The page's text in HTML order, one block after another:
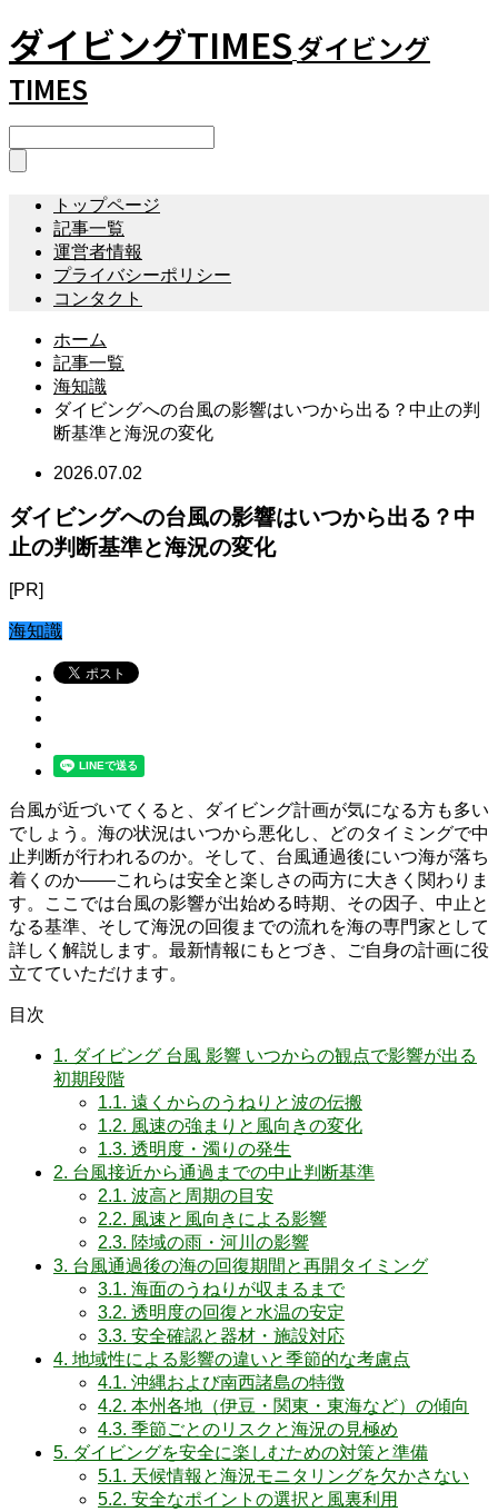
ダイビングTIMESダイビング
TIMES
トップページ
記事一覧
運営者情報
プライバシーポリシー
コンタクト
ホーム
記事一覧
海知識
ダイビングへの台風の影響はいつから出る？中止の判
断基準と海況の変化
2026.07.02
ダイビングへの台風の影響はいつから出る？中
止の判断基準と海況の変化
[PR]
海知識
台風が近づいてくると、ダイビング計画が気になる方も多い
でしょう。海の状況はいつから悪化し、どのタイミングで中
止判断が行われるのか。そして、台風通過後にいつ海が落ち
着くのか――これらは安全と楽しさの両方に大きく関わりま
す。ここでは台風の影響が出始める時期、その因子、中止と
なる基準、そして海況の回復までの流れを海の専門家として
詳しく解説します。最新情報にもとづき、ご自身の計画に役
立てていただけます。
目次
1. ダイビング 台風 影響 いつからの観点で影響が出る
初期段階
1.1. 遠くからのうねりと波の伝搬
1.2. 風速の強まりと風向きの変化
1.3. 透明度・濁りの発生
2. 台風接近から通過までの中止判断基準
2.1. 波高と周期の目安
2.2. 風速と風向きによる影響
2.3. 陸域の雨・河川の影響
3. 台風通過後の海の回復期間と再開タイミング
3.1. 海面のうねりが収まるまで
3.2. 透明度の回復と水温の安定
3.3. 安全確認と器材・施設対応
4. 地域性による影響の違いと季節的な考慮点
4.1. 沖縄および南西諸島の特徴
4.2. 本州各地（伊豆・関東・東海など）の傾向
4.3. 季節ごとのリスクと海況の見極め
5. ダイビングを安全に楽しむための対策と準備
5.1. 天候情報と海況モニタリングを欠かさない
5.2. 安全なポイントの選択と風裏利用